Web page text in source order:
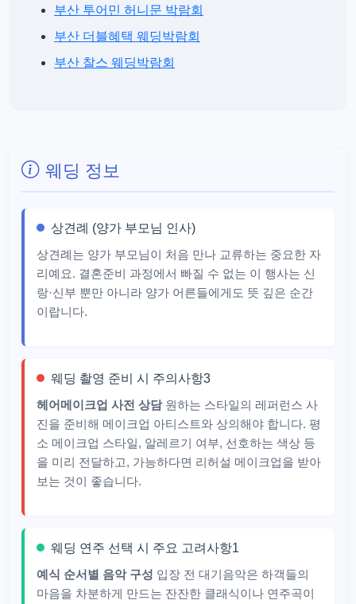
부산 투어민 허니문 박람회
부산 더블혜택 웨딩박람회
부산 찰스 웨딩박람회
웨딩 정보
상견례 (양가 부모님 인사)
상견례는 양가 부모님이 처음 만나 교류하는 중요한 자
리예요. 결혼준비 과정에서 빠질 수 없는 이 행사는 신
랑·신부 뿐만 아니라 양가 어른들에게도 뜻 깊은 순간
이랍니다.
웨딩 촬영 준비 시 주의사항3
헤어메이크업 사전 상담원하는 스타일의 레퍼런스 사
진을 준비해 메이크업 아티스트와 상의해야 합니다. 평
소 메이크업 스타일, 알레르기 여부, 선호하는 색상 등
을 미리 전달하고, 가능하다면 리허설 메이크업을 받아
보는 것이 좋습니다.
웨딩 연주 선택 시 주요 고려사항1
예식 순서별 음악 구성 입장 전 대기음악은 하객들의
마음을 차분하게 만드는 잔잔한 클래식이나 연주곡이